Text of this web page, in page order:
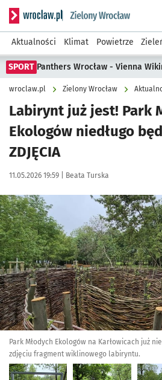
Serwis informacyjny wroclaw.pl
Aktualności Klimat Powietrze
SPORT Panthers Wrocław - Vienna
wroclaw.pl Zielony Wrocław
Labirynt już jest! Park
Ekologów niedługo
ZDJĘCIA
Data publikacji:
11.05.2026 19:59 | Autor:
Beata Turska
Kliknij, aby zobaczyć galerię
Park Młodych Ekologów na Karłowicach już
zdjęciu fragment wiklinowego labiryntu.